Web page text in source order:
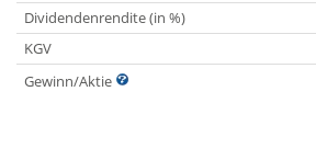
Dividendenrendite (in %)
KGV
Gewinn/Aktie